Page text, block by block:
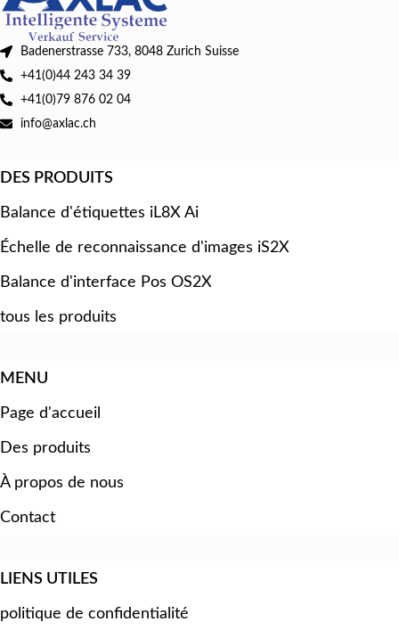
Badenerstrasse 733, 8048 Zurich Suisse
+41(0)44 243 34 39
+41(0)79 876 02 04
info@axlac.ch
DES PRODUITS
Balance d'étiquettes iL8X Ai
Échelle de reconnaissance d'images iS2X
Balance d'interface Pos OS2X
tous les produits
MENU
Page d'accueil
Des produits
À propos de nous
Contact
LIENS UTILES
politique de confidentialité